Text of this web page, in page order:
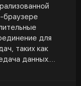
браузере
для
таких как
данных.
на
технологий